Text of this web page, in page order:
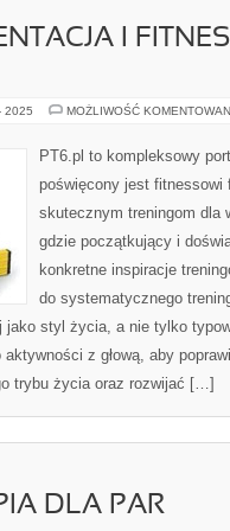
I
2025 MOŻLIWOŚĆ
PT6.pl to kompleksowy
poświęcony jest fitnessowi
skutecznym treningom dla
gdzie początkujący i
konkretne inspiracje
do systematycznego
styl życia, a nie tylko
z głową, aby
trybu życia oraz rozwijać […]
DLA PAR